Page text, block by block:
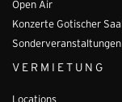
Open Air
Konzerte Gotischer Saal
Sonderveranstaltungen
VERMIETUNG